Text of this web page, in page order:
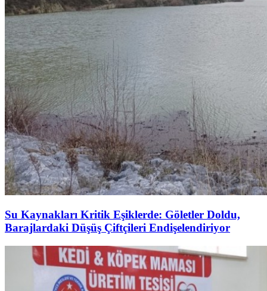
Su Kaynakları Kritik Eşiklerde: Göletler Doldu,
Barajlardaki Düşüş Çiftçileri Endişelendiriyor